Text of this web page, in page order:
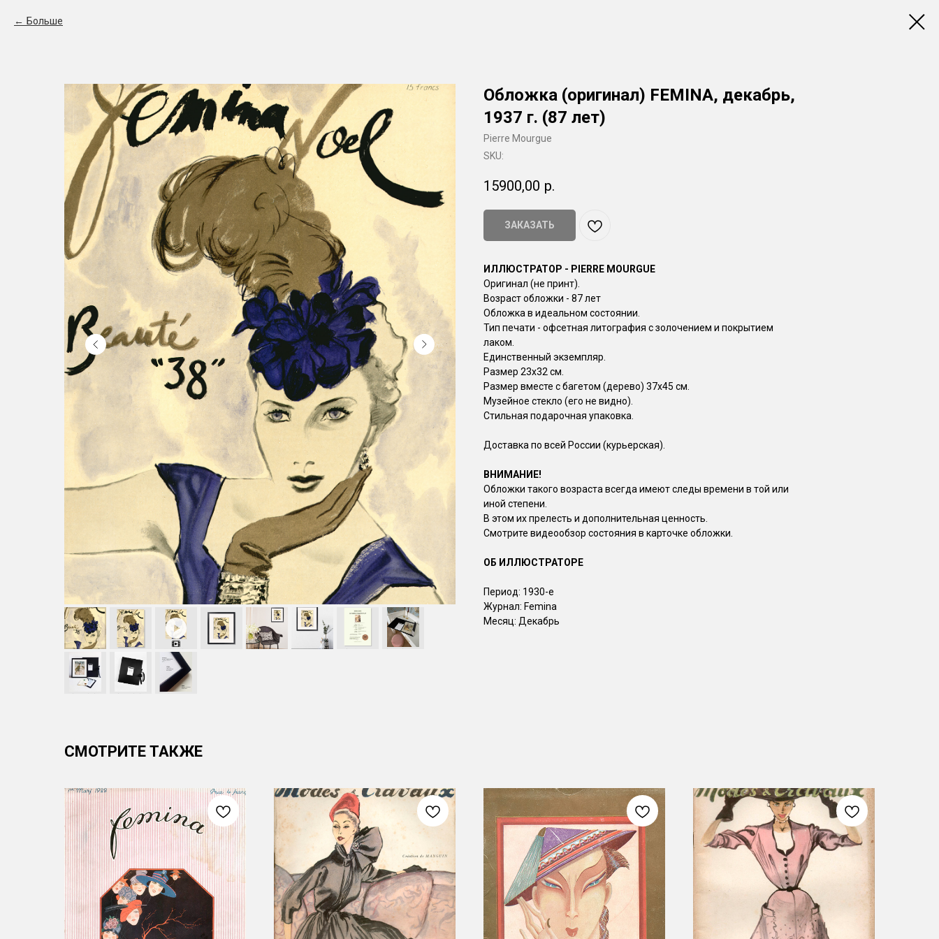
Больше
Обложка (оригинал) FEMINA, декабрь,
1937 г. (87 лет)
Pierre Mourgue
SKU:
15900,00 р.
ЗАКАЗАТЬ
ИЛЛЮСТРАТОР - PIERRE MOURGUE
Оригинал (не принт).
Возраст обложки - 87 лет
Обложка в идеальном состоянии.
Тип печати - офсетная литография с золочением и покрытием
лаком.
Единственный экземпляр.
Размер 23х32 см.
Размер вместе с багетом (дерево) 37х45 см.
Музейное стекло (его не видно).
Стильная подарочная упаковка.
Доставка по всей России (курьерская).
ВНИМАНИЕ!
Обложки такого возраста всегда имеют следы времени в той или
иной степени.
В этом их прелесть и дополнительная ценность.
Смотрите видеообзор состояния в карточке обложки.
ОБ ИЛЛЮСТРАТОРЕ
Период: 1930-е
Журнал: Femina
Месяц: Декабрь
СМОТРИТЕ ТАКЖЕ